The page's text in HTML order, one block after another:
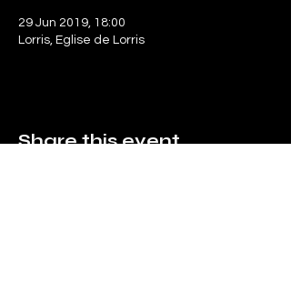
29 Jun 2019, 18:00
Lorris, Eglise de Lorris
Share this event